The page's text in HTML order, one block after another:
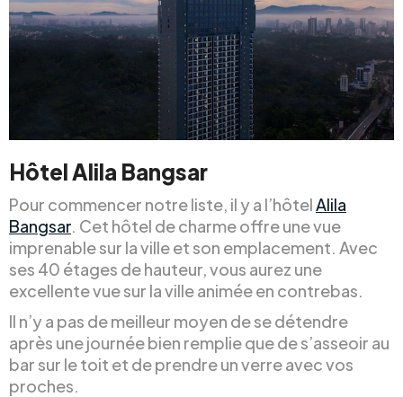
Hôtel Alila Bangsar
Pour commencer notre liste, il y a l’hôtelAlila
Bangsar. Cet hôtel de charme offre une vue
imprenable sur la ville et son emplacement. Avec
ses 40 étages de hauteur, vous aurez une
excellente vue sur la ville animée en contrebas.
Il n’y a pas de meilleur moyen de se détendre
après une journée bien remplie que de s’asseoir au
bar sur le toit et de prendre un verre avec vos
proches.